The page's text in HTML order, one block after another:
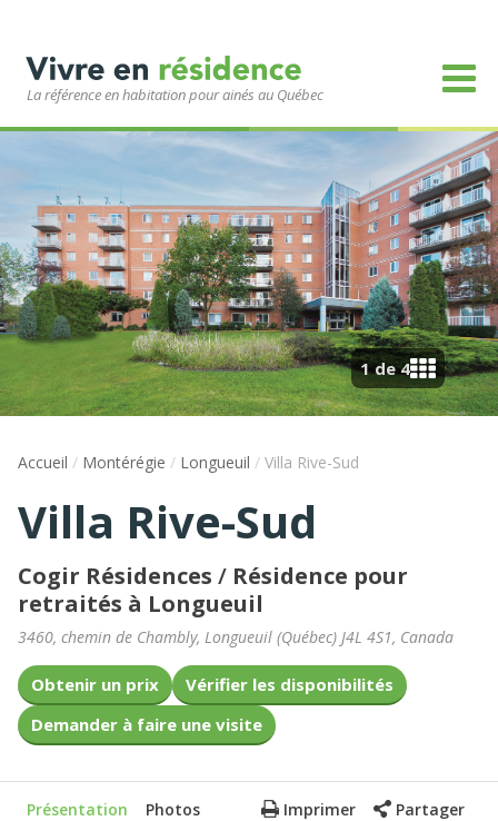
La référence en habitation pour ainés au Québec
1 de 4
Accueil / Montérégie / Longueuil / Villa Rive-Sud
Villa Rive-Sud
Cogir Résidences / Résidence pour
retraités à Longueuil
3460, chemin de Chambly, Longueuil (Québec) J4L 4S1, Canada
Obtenir un prix
Vérifier les disponibilités
Demander à faire une visite
Présentation Photos Imprimer Partager